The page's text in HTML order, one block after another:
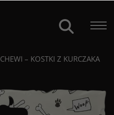
CHEWI – KOSTKI Z KURCZAKA